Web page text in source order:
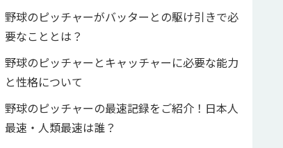
野球のピッチャーがバッターとの駆け引きで必
要なこととは？
野球のピッチャーとキャッチャーに必要な能力
と性格について
野球のピッチャーの最速記録をご紹介！日本人
最速・人類最速は誰？